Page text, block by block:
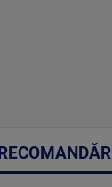
RECOMANDĂRI